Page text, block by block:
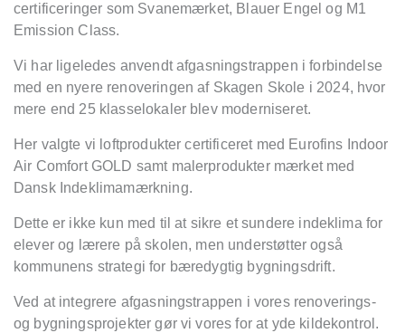
certificeringer som Svanemærket, Blauer Engel og M1
Emission Class.
Vi har ligeledes anvendt afgasningstrappen i forbindelse
med en nyere renoveringen af Skagen Skole i 2024, hvor
mere end 25 klasselokaler blev moderniseret.
Her valgte vi loftprodukter certificeret med Eurofins Indoor
Air Comfort GOLD samt malerprodukter mærket med
Dansk Indeklimamærkning.
Dette er ikke kun med til at sikre et sundere indeklima for
elever og lærere på skolen, men understøtter også
kommunens strategi for bæredygtig bygningsdrift.
Ved at integrere afgasningstrappen i vores renoverings-
og bygningsprojekter gør vi vores for at yde kildekontrol.